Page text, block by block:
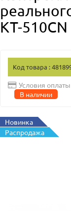
KT-510CN
Код товара :
Условия оплаты
В наличии
Новинка
Распродажа